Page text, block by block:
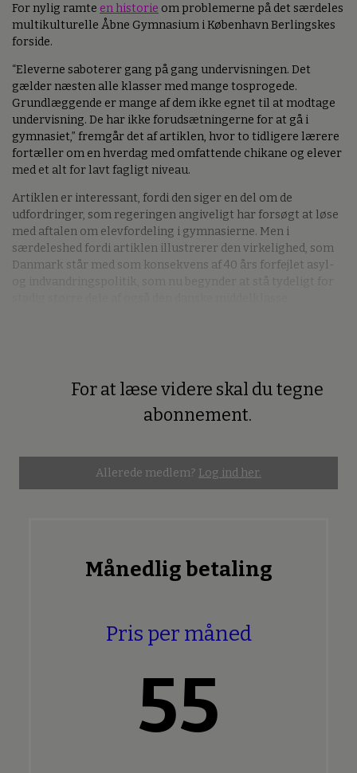
For nylig ramte en historie om problemerne på det særdeles
multikulturelle Åbne Gymnasium i København Berlingskes
forside.
“Eleverne saboterer gang på gang undervisningen. Det
gælder næsten alle klasser med mange tosprogede.
Grundlæggende er mange af dem ikke egnet til at modtage
undervisning. De har ikke forudsætningerne for at gå i
gymnasiet,” fremgår det af artiklen, hvor to tidligere lærere
fortæller om en hverdag med omfattende chikane og elever
med et alt for lavt fagligt niveau.
Artiklen er interessant, fordi den siger en del om de
udfordringer, som regeringen angiveligt har forsøgt at løse
med aftalen om elevfordeling i gymnasierne. Men i
særdeleshed fordi artiklen illustrerer den virkelighed, som
Danmark står med som konsekvens af 40 års forfejlet asyl-
For at læse videre skal du tegne
abonnement.
Allerede medlem? Log ind her.
Månedlig betaling
Pris per måned
55